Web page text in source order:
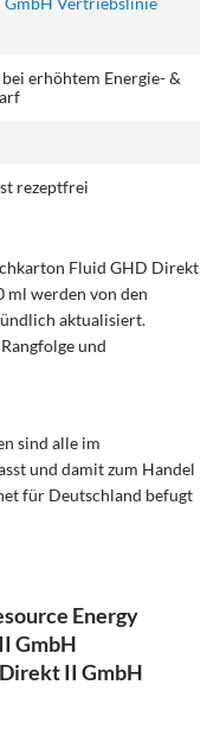
erhöhtem Energie- &
rezeptfrei
Fluid GHD Direkt
ml werden von den
aktualisiert.
und
sind alle im
und damit zum Handel
für Deutschland befugt
Energy
GmbH
II GmbH